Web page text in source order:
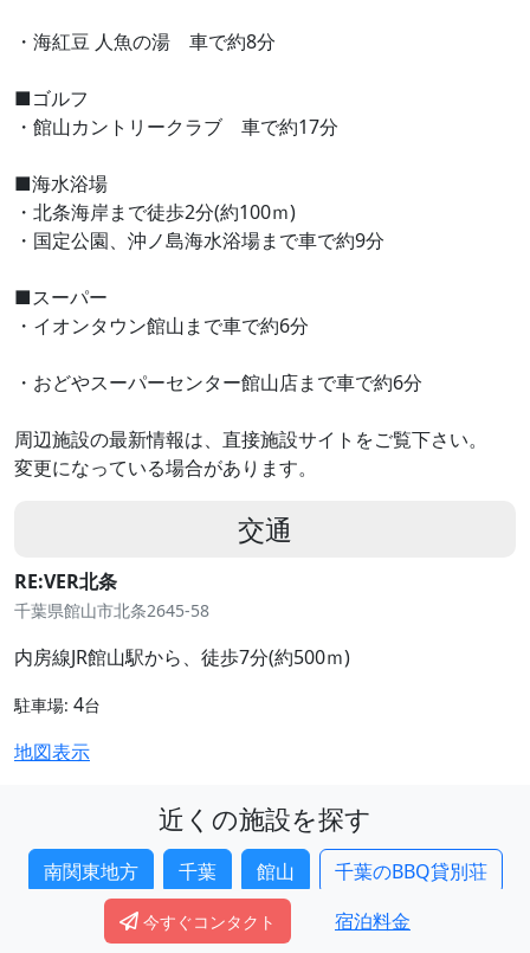
・海紅豆 人魚の湯 車で約8分
■ゴルフ
・館山カントリークラブ 車で約17分
■海水浴場
・北条海岸まで徒歩2分(約100ｍ)
・国定公園、沖ノ島海水浴場まで車で約9分
■スーパー
・イオンタウン館山まで車で約6分
・おどやスーパーセンター館山店まで車で約6分
周辺施設の最新情報は、直接施設サイトをご覧下さい。
変更になっている場合があります。
交通
RE:VER北条
千葉県館山市北条2645-58
内房線JR館山駅から、徒歩7分(約500ｍ)
駐車場: 4台
地図表示
今すぐコンタクト 宿泊料金
近くの施設を探す
南関東地方 千葉 館山 千葉のBBQ貸別荘
千葉の大人数貸別荘